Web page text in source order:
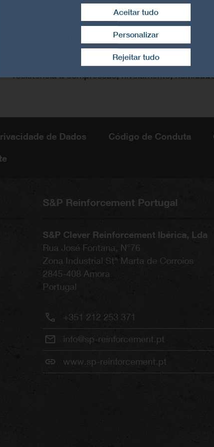
Preparação / especificação do reforço
Dimensionamento estático
Documentos de desenvolvimento de projecto
Aplicação em obra e controlo de aplicação
resistência à compressão, nivelamento,
de Dados Código de Conduta
S&P Reinforcement Portugal
S&P Clever Reinforcement Ibérica, Lda
Rua José Fontana, N°76
Zona Industrial Stª Marta de Corroios
2845-408 Amora
Portugal
+351 212 253 371
info@sp-reinforcement.pt
www.sp-reinforcement.pt
Rejeitar tudo
Aceitar tudo
Retirar consentimento
Personalizar